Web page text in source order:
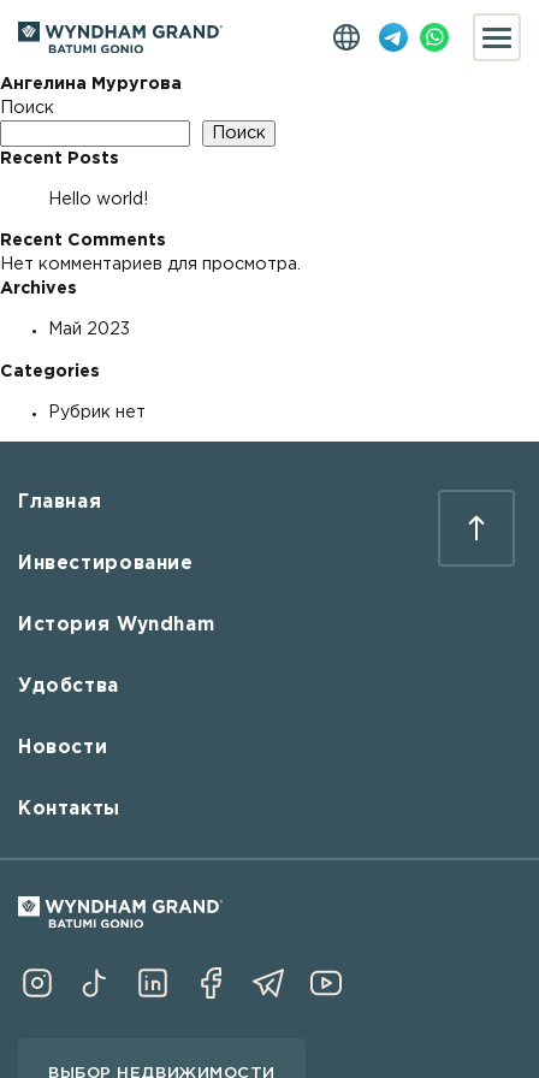
Ангелина Муругова
Поиск
Поиск
Recent Posts
Hello world!
Recent Comments
Нет комментариев для просмотра.
Archives
Май 2023
Categories
Рубрик нет
Главная
Инвестирование
История Wyndham
Удобства
Новости
Контакты
ВЫБОР НЕДВИЖИМОСТИ